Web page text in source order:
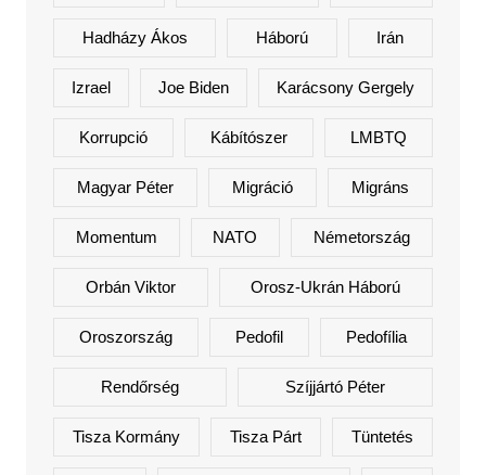
Hadházy Ákos Háború Irán
Izrael Joe Biden Karácsony Gergely
Korrupció Kábítószer LMBTQ
Magyar Péter Migráció Migráns
Momentum NATO Németország
Orbán Viktor Orosz-Ukrán Háború
Oroszország Pedofil Pedofília
Rendőrség Szíjjártó Péter
Tisza Kormány Tisza Párt Tüntetés